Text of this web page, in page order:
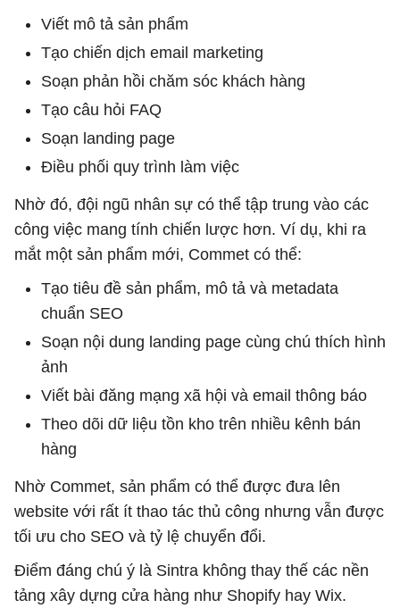
Viết mô tả sản phẩm
Tạo chiến dịch email marketing
Soạn phản hồi chăm sóc khách hàng
Tạo câu hỏi FAQ
Soạn landing page
Điều phối quy trình làm việc
Nhờ đó, đội ngũ nhân sự có thể tập trung vào các
công việc mang tính chiến lược hơn. Ví dụ, khi ra
mắt một sản phẩm mới, Commet có thể:
Tạo tiêu đề sản phẩm, mô tả và metadata
chuẩn SEO
Soạn nội dung landing page cùng chú thích hình
ảnh
Viết bài đăng mạng xã hội và email thông báo
Theo dõi dữ liệu tồn kho trên nhiều kênh bán
hàng
Nhờ Commet, sản phẩm có thể được đưa lên
website với rất ít thao tác thủ công nhưng vẫn được
tối ưu cho SEO và tỷ lệ chuyển đổi.
Điểm đáng chú ý là Sintra không thay thế các nền
tảng xây dựng cửa hàng như Shopify hay Wix.